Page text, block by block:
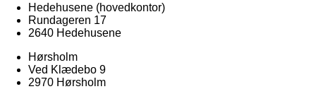
Hedehusene (hovedkontor)
Rundageren 17
2640 Hedehusene
Hørsholm
Ved Klædebo 9
2970 Hørsholm